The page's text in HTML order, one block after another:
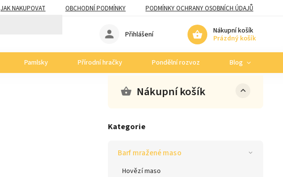
JAK NAKUPOVAT OBCHODNÍ PODMÍNKY PODMÍNKY OCHRANY OSOBNÍCH ÚDAJŮ
Nákupní košík
Prázdný košík
Přihlášení
Pamlsky Přírodní hračky Pondělní rozvoz Blog
Nákupní košík
Kategorie
Barf mražené maso
Hovězí maso